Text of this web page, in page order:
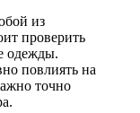
из
проверить
одежды.
повлиять на
точно